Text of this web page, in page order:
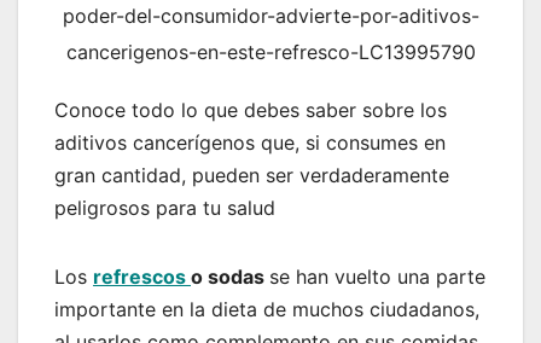
poder-del-consumidor-advierte-por-aditivos-
cancerigenos-en-este-refresco-LC13995790
Conoce todo lo que debes saber sobre los
aditivos cancerígenos que, si consumes en
gran cantidad, pueden ser verdaderamente
peligrosos para tu salud
Los refrescos o sodas se han vuelto una parte
importante en la dieta de muchos ciudadanos,